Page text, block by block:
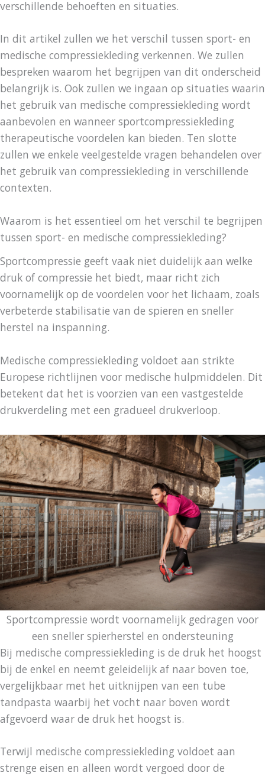
verschillende behoeften en situaties.
In dit artikel zullen we het verschil tussen sport- en
medische compressiekleding verkennen. We zullen
bespreken waarom het begrijpen van dit onderscheid
belangrijk is. Ook zullen we ingaan op situaties waarin
het gebruik van medische compressiekleding wordt
aanbevolen en wanneer sportcompressiekleding
therapeutische voordelen kan bieden. Ten slotte
zullen we enkele veelgestelde vragen behandelen over
het gebruik van compressiekleding in verschillende
contexten.
Waarom is het essentieel om het verschil te begrijpen
tussen sport- en medische compressiekleding?
Sportcompressie geeft vaak niet duidelijk aan welke
druk of compressie het biedt, maar richt zich
voornamelijk op de voordelen voor het lichaam, zoals
verbeterde stabilisatie van de spieren en sneller
herstel na inspanning.
Medische compressiekleding voldoet aan strikte
Europese richtlijnen voor medische hulpmiddelen. Dit
betekent dat het is voorzien van een vastgestelde
drukverdeling met een gradueel drukverloop.
Sportcompressie wordt voornamelijk gedragen voor
een sneller spierherstel en ondersteuning
Bij medische compressiekleding is de druk het hoogst
bij de enkel en neemt geleidelijk af naar boven toe,
vergelijkbaar met het uitknijpen van een tube
tandpasta waarbij het vocht naar boven wordt
afgevoerd waar de druk het hoogst is.
Terwijl medische compressiekleding voldoet aan
strenge eisen en alleen wordt vergoed door de